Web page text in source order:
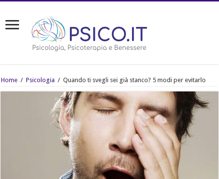
Home / Psicologia / Quando ti svegli sei già stanco? 5 modi per evitarlo